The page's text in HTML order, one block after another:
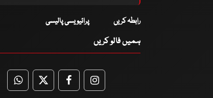
رابطہ کریں پرائیویسی پالیسی
ہمیں فالو کریں
WhatsApp
TwitterFacebookFacebook